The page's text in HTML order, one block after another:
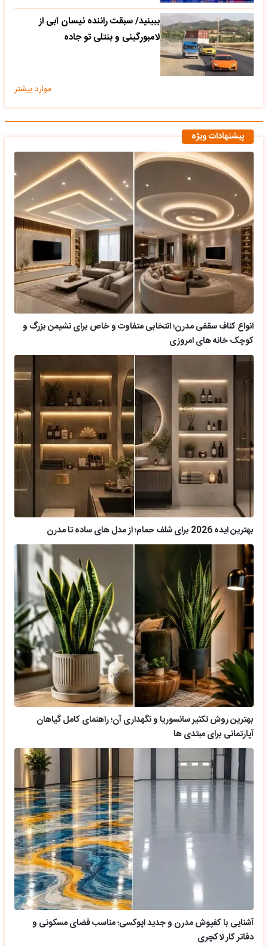
ببینید/ سبقت راننده نیسان آبی از
لامبورگینی و بنتلی تو جاده
موارد بیشتر
پیشنهادات ویژه
انواع کناف سقفی مدرن؛ انتخابی متفاوت و خاص برای نشیمن بزرگ و
کوچک خانه های امروزی
بهترین ایده 2026 برای شلف حمام؛ از مدل های ساده تا مدرن
بهترین روش تکثیر سانسوریا و نگهداری آن؛ راهنمای کامل گیاهان
آپارتمانی برای مبتدی ها
آشنایی با کفپوش مدرن و جدید اپوکسی؛ مناسب فضای مسکونی و
دفاتر کار لاکچری